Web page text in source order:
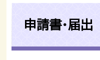
申請書・届出